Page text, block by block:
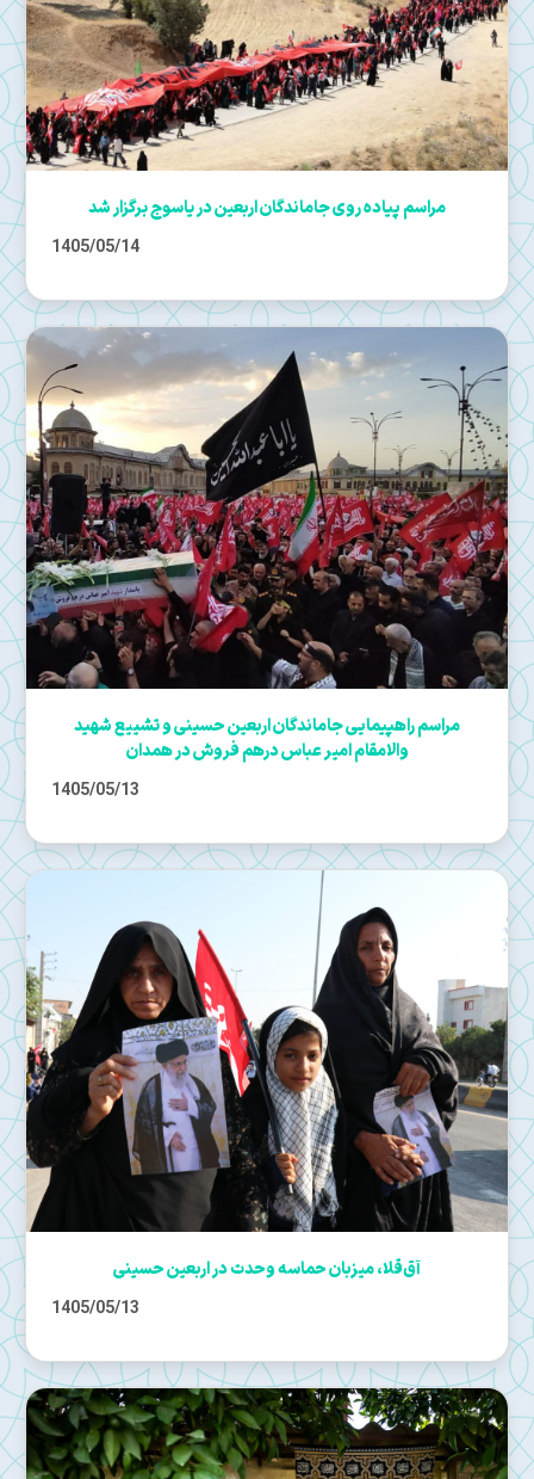
مراسم پیاده روی جاماندگان اربعین در یاسوج برگزار شد
1405/05/14
مراسم راهپیمایی جاماندگان اربعین حسینی و تشییع شهید
والامقام امیر عباس درهم فروش در همدان
1405/05/13
آق‌قلا، میزبان حماسه وحدت در اربعین حسینی
1405/05/13